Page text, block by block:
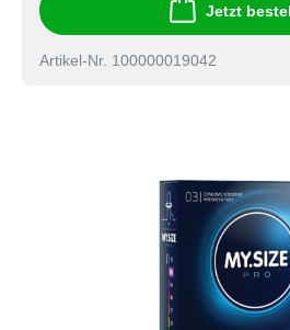
Jetzt
Artikel-Nr. 100000019042